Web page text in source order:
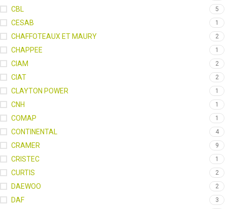
CBL 5
CESAB 1
CHAFFOTEAUX ET MAURY 2
CHAPPEE 1
CIAM 2
CIAT 2
CLAYTON POWER 1
CNH 1
COMAP 1
CONTINENTAL 4
CRAMER 9
CRISTEC 1
CURTIS 2
DAEWOO 2
DAF 3